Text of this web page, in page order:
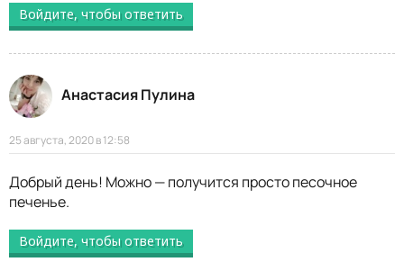
Войдите, чтобы ответить
Анастасия Пулина
25 августа, 2020 в 12:58
Добрый день! Можно — получится просто песочное
печенье.
Войдите, чтобы ответить